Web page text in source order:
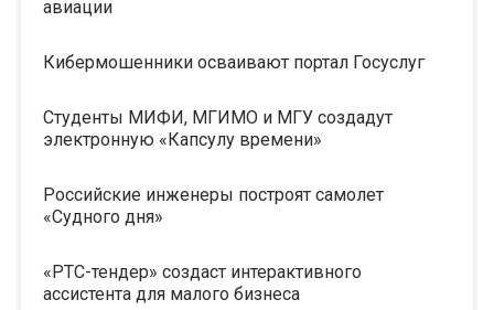
авиации
Кибермошенники осваивают портал Госуслуг
Студенты МИФИ, МГИМО и МГУ создадут
электронную «Капсулу времени»
Российские инженеры построят самолет
«Судного дня»
«РТС-тендер» создаст интерактивного
ассистента для малого бизнеса